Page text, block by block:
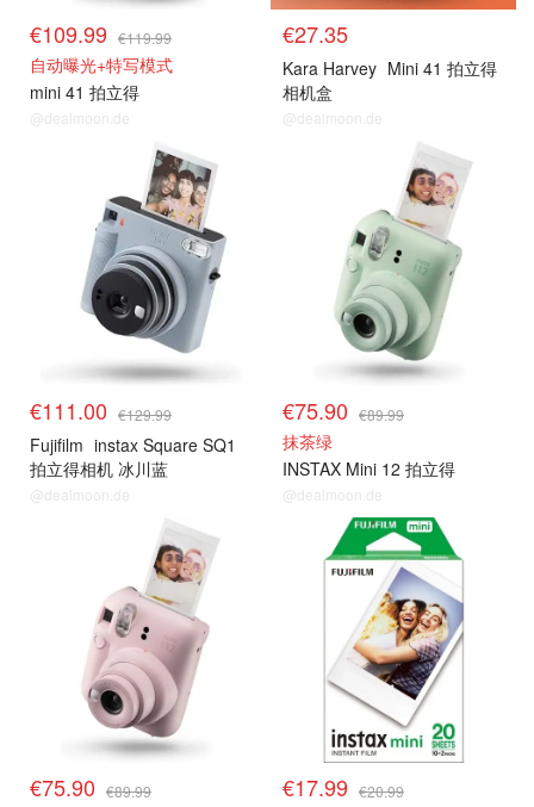
€109.99 €119.99
自动曝光+特写模式
mini 41 拍立得
@dealmoon.de
€27.35
Kara Harvey Mini 41 拍立得
相机盒
@dealmoon.de
€111.00 €129.99
Fujifilm instax Square SQ1
拍立得相机 冰川蓝
@dealmoon.de
€75.90 €89.99
抹茶绿
INSTAX Mini 12 拍立得
@dealmoon.de
€75.90 €89.99
拍立得+相纸
€17.99 €20.99